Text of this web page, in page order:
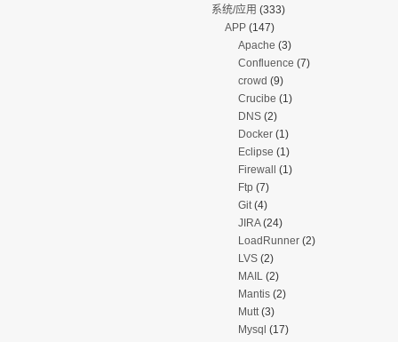
系统/应用 (333)
APP(147)
Apache (3)
Confluence (7)
crowd (9)
Crucibe (1)
DNS(2)
Docker(1)
Eclipse (1)
Firewall (1)
Ftp(7)
Git(4)
JIRA(24)
LoadRunner(2)
LVS(2)
MAIL (2)
Mantis(2)
Mutt(3)
Mysql (17)